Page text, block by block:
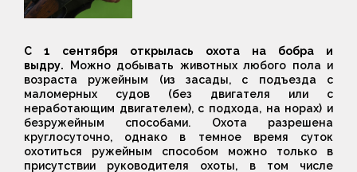
С 1 сентября открылась охота на бобра и
выдру.
Можно добывать животных любого пола и
возраста ружейным (из засады, с подъезда с
маломерных судов (без двигателя или с
неработающим двигателем), с подхода, на норах) и
безружейным способами. Охота разрешена
круглосуточно, однако в темное время суток
охотиться ружейным способом можно только в
присутствии руководителя охоты, в том числе